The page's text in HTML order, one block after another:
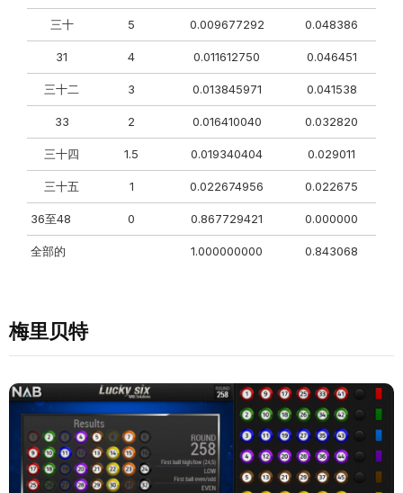
三十 5 0.009677292 0.048386
31 4 0.011612750 0.046451
三十二 3 0.013845971 0.041538
33 2 0.016410040 0.032820
三十四 1.5 0.019340404 0.029011
三十五 1 0.022674956 0.022675
36至48 0 0.867729421 0.000000
全部的 1.000000000 0.843068
梅里贝特